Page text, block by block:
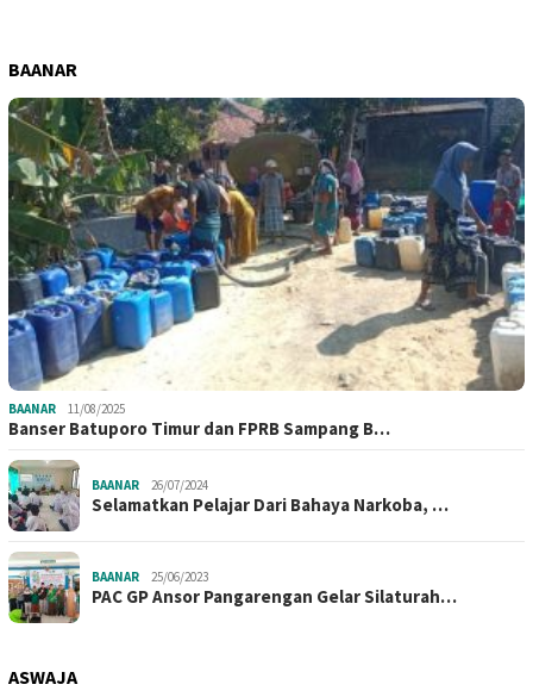
BAANAR
BAANAR 11/08/2025
Banser Batuporo Timur dan FPRB Sampang B…
BAANAR 26/07/2024
Selamatkan Pelajar Dari Bahaya Narkoba, …
BAANAR 25/06/2023
PAC GP Ansor Pangarengan Gelar Silaturah…
ASWAJA